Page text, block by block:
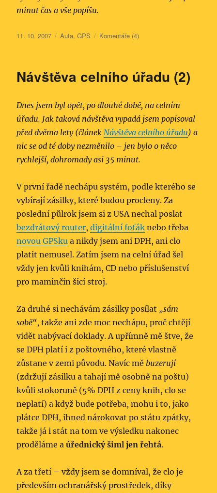
minut čas a vše popíšu.
Publikováno:
11. 10. 2007 Rubriky:
Auta,GPS Komentáře (4)
Návštěva celního úřadu (2)
Dnes jsem byl opět, po dlouhé době, na celním
úřadu. Jak taková návštěva vypadá jsem popisoval
před dvěma lety (článek Návštěva celního úřadu) a
nic se od té doby nezměnilo – jen bylo o něco
rychlejší, dohromady asi 35 minut.
V první řadě nechápu systém, podle kterého se
vybírají zásilky, které budou procleny. Za
poslední půlrok jsem si z USA nechal poslat
bezdrátový router,digitální foťák nebo třeba
novou GPSku a nikdy jsem ani DPH, ani clo
platit nemusel. Zatím jsem na celní úřad šel
vždy jen kvůli knihám, CD nebo příslušenství
pro maminčin šicí stroj.
Za druhé si nechávám zásilky posílat „sám
sobě“, takže ani zde moc nechápu, proč chtějí
vidět nabývací doklady. A upřímně mě štve, že
se DPH platí i z poštovného, které vlastně
zůstane v zemi původu. Navíc mě buzerují
(zdržují zásilku a tahají mě osobně na poštu)
kvůli stokoruně (5% DPH z ceny knih, clo se
neplatí) a když bude potřeba, mohu i to, jako
plátce DPH, ihned nárokovat po státu zpátky,
takže já i stát na tom ve výsledku nakonec
proděláme aúřednický šiml jen řehtá.
A za třetí – vždy jsem se domníval, že clo je
především ochranářský prostředek, díky